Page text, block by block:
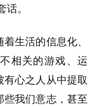
。
生活的信息化、
相关的游戏、运
心之人从中提取
我们意志，甚至